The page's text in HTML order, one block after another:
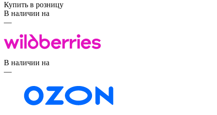
Купить в розницу
В наличии на
—
В наличии на
—